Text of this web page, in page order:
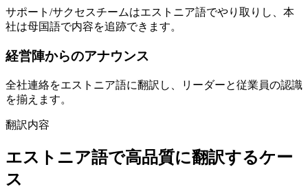
サポート/サクセスチームはエストニア語でやり取りし、本
社は母国語で内容を追跡できます。
経営陣からのアナウンス
全社連絡をエストニア語に翻訳し、リーダーと従業員の認識
を揃えます。
翻訳内容
エストニア語で高品質に翻訳するケー
ス